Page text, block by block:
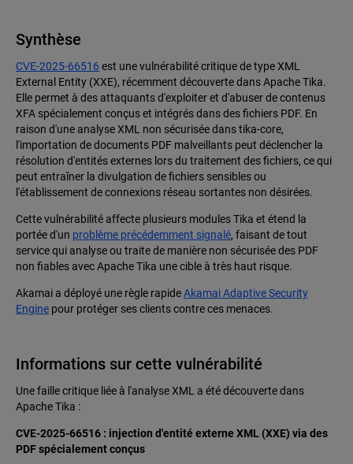
Synthèse
CVE-2025-66516 est une vulnérabilité critique de type XML
External Entity (XXE), récemment découverte dans Apache Tika.
Elle permet à des attaquants d'exploiter et d'abuser de contenus
XFA spécialement conçus et intégrés dans des fichiers PDF. En
raison d'une analyse XML non sécurisée dans tika-core,
l'importation de documents PDF malveillants peut déclencher la
résolution d'entités externes lors du traitement des fichiers, ce qui
peut entraîner la divulgation de fichiers sensibles ou
l'établissement de connexions réseau sortantes non désirées.
Cette vulnérabilité affecte plusieurs modules Tika et étend la
portée d'un problème précédemment signalé, faisant de tout
service qui analyse ou traite de manière non sécurisée des PDF
non fiables avec Apache Tika une cible à très haut risque.
Akamai a déployé une règle rapideAkamai Adaptive Security
Engine pour protéger ses clients contre ces menaces.
Informations sur cette vulnérabilité
Une faille critique liée à l'analyse XML a été découverte dans
Apache Tika :
CVE-2025-66516 : injection d'entité externe XML (XXE) via des
PDF spécialement conçus